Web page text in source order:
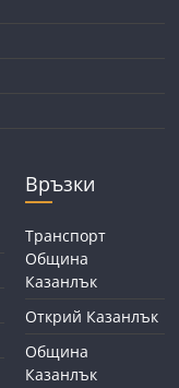
Връзки
Транспорт
Община
Казанлък
Открий Казанлък
Община
Казанлък